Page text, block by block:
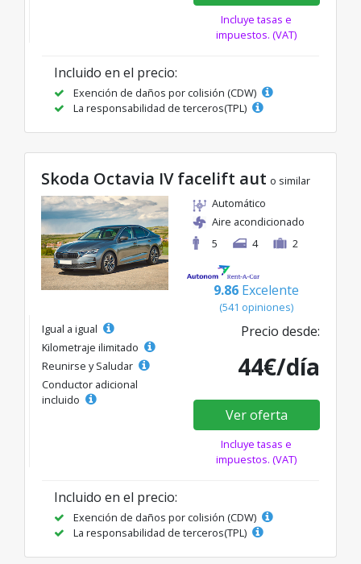
Incluye tasas e
impuestos. (VAT)
Incluido en el precio:
Exención de daños por colisión (CDW)
La responsabilidad de terceros(TPL)
Skoda Octavia IV facelift aut o similar
Automático
Aire acondicionado
5
4 2
9.86 Excelente
(541 opiniones)
Igual a igual
Kilometraje ilimitado
Reunirse y Saludar
Conductor adicional
incluido
Precio desde:
44€/día
Ver oferta
Incluye tasas e
impuestos. (VAT)
Incluido en el precio:
Exención de daños por colisión (CDW)
La responsabilidad de terceros(TPL)